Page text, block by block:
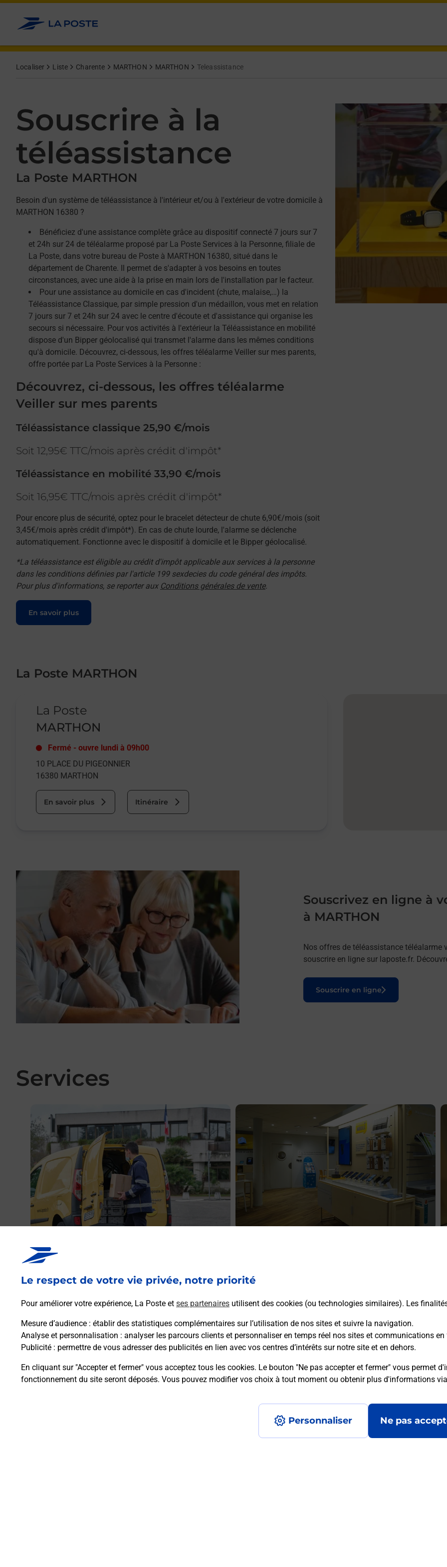
Le respect de votre vie privée, notre priorité
Pour améliorer votre expérience, La Poste et ses partenaires utilisent des cookies (ou technologies similaires). Les
Mesure d’audience : établir des statistiques complémentaires sur l’utilisation de nos sites et suivre la navigation.
Analyse et personnalisation : analyser les parcours clients et personnaliser en temps réel nos sites et communications
Publicité : permettre de vous adresser des publicités en lien avec vos centres d’intérêts sur notre site et en dehors.
En cliquant sur "Accepter et fermer" vous acceptez tous les cookies. Le bouton "Ne pas accepter et fermer" vous permet
fonctionnement du site seront déposés. Vous pouvez modifier vos choix à tout moment ou obtenir plus d'informations via
Personnaliser Ne pas
Allez au contenu
Localiser Liste Charente MARTHON MARTHON Teleassistance
Souscrire à la
téléassistance
La Poste MARTHON
Besoin d'un système de téléassistance à l'intérieur et/ou à l'extérieur de votre domicile à
MARTHON 16380 ?
Bénéficiez d'une assistance complète grâce au dispositif connecté 7 jours sur 7
et 24h sur 24 de téléalarme proposé par La Poste Services à la Personne, filiale de
La Poste, dans votre bureau de Poste à MARTHON 16380, situé dans le
département de Charente. Il permet de s'adapter à vos besoins en toutes
circonstances, avec une aide à la prise en main lors de l'installation par le facteur.
Pour une assistance au domicile en cas d'incident (chute, malaise,…) la
Téléassistance Classique, par simple pression d'un médaillon, vous met en relation
7 jours sur 7 et 24h sur 24 avec le centre d'écoute et d'assistance qui organise les
secours si nécessaire. Pour vos activités à l'extérieur la Téléassistance en mobilité
dispose d'un Bipper géolocalisé qui transmet l'alarme dans les mêmes conditions
qu'à domicile. Découvrez, ci-dessous, les offres téléalarme Veiller sur mes parents,
offre portée par La Poste Services à la Personne :
Découvrez, ci-dessous, les offres téléalarme
Veiller sur mes parents
Téléassistance classique 25,90 €/mois
Soit 12,95€ TTC/mois après crédit d'impôt*
Téléassistance en mobilité 33,90 €/mois
Soit 16,95€ TTC/mois après crédit d'impôt*
Pour encore plus de sécurité, optez pour le bracelet détecteur de chute 6,90€/mois (soit
3,45€/mois après crédit d'impôt*). En cas de chute lourde, l'alarme se déclenche
automatiquement. Fonctionne avec le dispositif à domicile et le Bipper géolocalisé.
*La téléassistance est éligible au crédit d'impôt applicable aux services à la personne
dans les conditions définies par l'article 199 sexdecies du code général des impôts.
Pour plus d'informations, se reporter aux Conditions générales de vente.
En savoir plus
Le lien s'ouvre dans un nouvel onglet
La Poste MARTHON
La Poste
MARTHON
Fermé - ouvre lundi à 09h00
10 PLACE DU PIGEONNIER
16380 MARTHON
En savoir plus Itinéraire
Souscrivez en ligne à
à MARTHON
Nos offres de téléassistance téléalarme
souscrire en ligne sur laposte.fr.
Souscrire en ligne
Le lien s'ouvre dans un nouvel onglet
Services
Vous souhaitez envoyer un colis depuis : MARTHON
(16380) ? Découvrez toutes les solutions proposées par
La Poste.
En savoir plus
vous ? Découvrez notre offre de téléphones iPhone Apple
dans vos bureaux de Poste à MARTHON (16380) !
Questions fréquemment posées
Afficher ou masquer la réponse
Afficher ou masquer la réponse
Afficher ou masquer la réponse